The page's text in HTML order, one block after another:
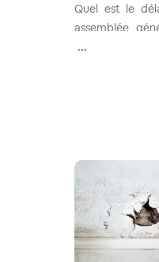
Quel est le
assemblée
Les réponses
...